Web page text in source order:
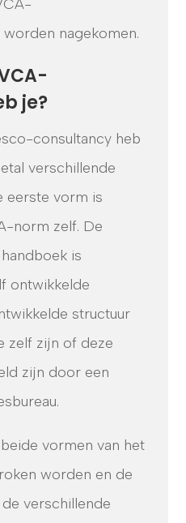
nagekomen.
je?
consultancy heb
verschillende
eerste vorm is
norm zelf. De
is
ontwikkelde
structuur
zelf zijn of deze
zijn door een
vormen van het
worden en de
verschillende